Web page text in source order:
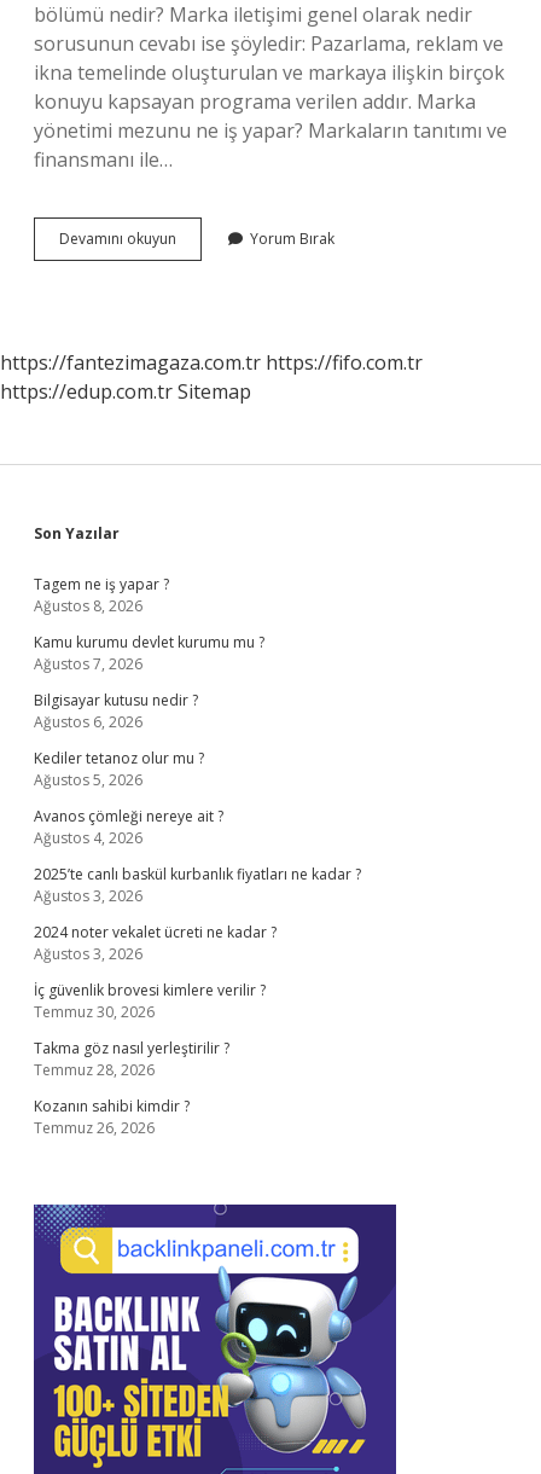
bölümü nedir? Marka iletişimi genel olarak nedir
sorusunun cevabı ise şöyledir: Pazarlama, reklam ve
ikna temelinde oluşturulan ve markaya ilişkin birçok
konuyu kapsayan programa verilen addır. Marka
yönetimi mezunu ne iş yapar? Markaların tanıtımı ve
finansmanı ile…
Devamını okuyun Bölümleme
Nedir
Yorum Bırak
https://fantezimagaza.com.tr https://fifo.com.tr
https://edup.com.trSitemap
Sidebar
Son Yazılar
Tagem ne iş yapar ?
Ağustos 8, 2026
Kamu kurumu devlet kurumu mu ?
Ağustos 7, 2026
Bilgisayar kutusu nedir ?
Ağustos 6, 2026
Kediler tetanoz olur mu ?
Ağustos 5, 2026
Avanos çömleği nereye ait ?
Ağustos 4, 2026
2025’te canlı baskül kurbanlık fiyatları ne kadar ?
Ağustos 3, 2026
2024 noter vekalet ücreti ne kadar ?
Ağustos 3, 2026
İç güvenlik brovesi kimlere verilir ?
Temmuz 30, 2026
Takma göz nasıl yerleştirilir ?
Temmuz 28, 2026
Kozanın sahibi kimdir ?
Temmuz 26, 2026